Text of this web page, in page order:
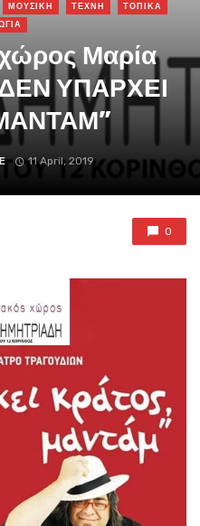
ΜΟΥΣΙΚΗ ΤΕΧΝΗ
ΤΟΠΙΚΑ
Μαρία
ΥΠΑΡΧΕΙ
11 April, 2019
0